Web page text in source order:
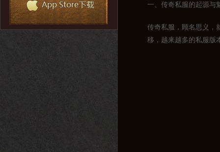
一、传奇私服的起源与
传奇私服，顾名思义，
移，越来越多的私服版